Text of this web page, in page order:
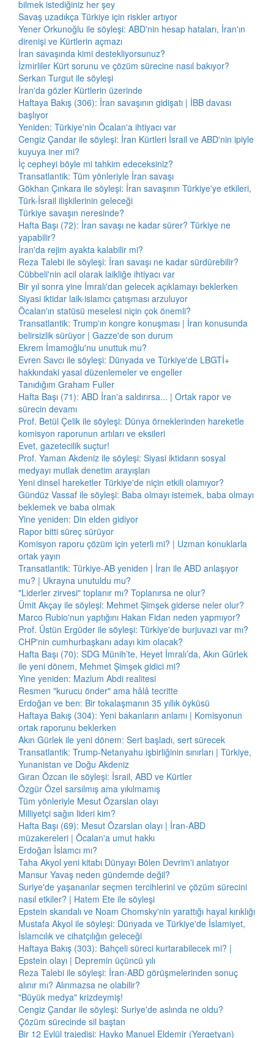
bilmek istediğiniz her şey
Savaş uzadıkça Türkiye için riskler artıyor
Yener Orkunoğlu ile söyleşi: ABD'nin hesap hataları, İran'ın
direnişi ve Kürtlerin açmazı
İran savaşında kimi destekliyorsunuz?
İzmirliler Kürt sorunu ve çözüm sürecine nasıl bakıyor?
Serkan Turgut ile söyleşi
İran'da gözler Kürtlerin üzerinde
Haftaya Bakış (306): İran savaşının gidişatı | İBB davası
başlıyor
Yeniden: Türkiye'nin Öcalan'a ihtiyacı var
Cengiz Çandar ile söyleşi: İran Kürtleri İsrail ve ABD'nin ipiyle
kuyuya iner mi?
İç cepheyi böyle mi tahkim edeceksiniz?
Transatlantik: Tüm yönleriyle İran savaşı
Gökhan Çınkara ile söyleşi: İran savaşının Türkiye'ye etkileri,
Türk-İsrail ilişkilerinin geleceği
Türkiye savaşın neresinde?
Hafta Başı (72): İran savaşı ne kadar sürer? Türkiye ne
yapabilir?
İran'da rejim ayakta kalabilir mi?
Reza Talebi ile söyleşi: İran savaşı ne kadar sürdürebilir?
Cübbeli'nin acil olarak laikliğe ihtiyacı var
Bir yıl sonra yine İmralı'dan gelecek açıklamayı beklerken
Siyasi iktidar laik-islamcı çatışması arzuluyor
Öcalan'ın statüsü meselesi niçin çok önemli?
Transatlantik: Trump'ın kongre konuşması | İran konusunda
belirsizlik sürüyor | Gazze'de son durum
Ekrem İmamoğlu'nu unuttuk mu?
Evren Savcı ile söyleşi: Dünyada ve Türkiye'de LBGTİ+
hakkındaki yasal düzenlemeler ve engeller
Tanıdığım Graham Fuller
Hafta Başı (71): ABD İran'a saldırırsa... | Ortak rapor ve
sürecin devamı
Prof. Betül Çelik ile söyleşi: Dünya örneklerinden hareketle
komisyon raporunun artıları ve eksileri
Evet, gazetecilik suçtur!
Prof. Yaman Akdeniz ile söyleşi: Siyasi iktidarın sosyal
medyayı mutlak denetim arayışları
Yeni dinsel hareketler Türkiye'de niçin etkili olamıyor?
Gündüz Vassaf ile söyleşi: Baba olmayı istemek, baba olmayı
beklemek ve baba olmak
Yine yeniden: Din elden gidiyor
Rapor bitti süreç sürüyor
Komisyon raporu çözüm için yeterli mi? | Uzman konuklarla
ortak yayın
Transatlantik: Türkiye-AB yeniden | İran ile ABD anlaşıyor
mu? | Ukrayna unutuldu mu?
"Liderler zirvesi" toplanır mı? Toplanırsa ne olur?
Ümit Akçay ile söyleşi: Mehmet Şimşek giderse neler olur?
Marco Rubio'nun yaptığını Hakan Fidan neden yapmıyor?
Prof. Üstün Ergüder ile söyleşi: Türkiye'de burjuvazi var mı?
CHP'nin cumhurbaşkanı adayı kim olacak?
Hafta Başı (70): SDG Münih’te, Heyet İmralı’da, Akın Gürlek
ile yeni dönem, Mehmet Şimşek gidici mi?
Yine yeniden: Mazlum Abdi realitesi
Resmen "kurucu önder" ama hâlâ tecritte
Erdoğan ve ben: Bir tokalaşmanın 35 yıllık öyküsü
Haftaya Bakış (304): Yeni bakanların anlamı | Komisyonun
ortak raporunu beklerken
Akın Gürlek ile yeni dönem: Sert başladı, sert sürecek
Transatlantik: Trump-Netanyahu işbirliğinin sınırları | Türkiye,
Yunanistan ve Doğu Akdeniz
Gıran Özcan ile söyleşi: İsrail, ABD ve Kürtler
Özgür Özel sarsılmış ama yıkılmamış
Tüm yönleriyle Mesut Özarslan olayı
Milliyetçi sağın lideri kim?
Hafta Başı (69): Mesut Özarslan olayı | İran-ABD
müzakereleri | Öcalan'a umut hakkı
Erdoğan İslamcı mı?
Taha Akyol yeni kitabı Dünyayı Bölen Devrim'i anlatıyor
Mansur Yavaş neden gündemde değil?
Suriye'de yaşananlar seçmen tercihlerini ve çözüm sürecini
nasıl etkiler? | Hatem Ete ile söyleşi
Epstein skandalı ve Noam Chomsky'nin yarattığı hayal kırıklığı
Mustafa Akyol ile söyleşi: Dünyada ve Türkiye'de İslamiyet,
İslamcılık ve cihatçılığın geleceği
Haftaya Bakış (303): Bahçeli süreci kurtarabilecek mi? |
Epstein olayı | Depremin üçüncü yılı
Reza Talebi ile söyleşi: İran-ABD görüşmelerinden sonuç
alınır mı? Alınmazsa ne olabilir?
"Büyük medya" krizdeymiş!
Cengiz Çandar ile söyleşi: Suriye'de aslında ne oldu?
Çözüm sürecinde sil baştan
Bir 12 Eylül trajedisi: Hayko Manuel Eldemir (Yergetyan)